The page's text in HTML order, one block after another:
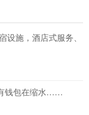
设施，酒店式服务、
钱包在缩水……